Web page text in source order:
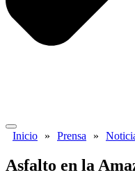
Inicio » Prensa »
Asfalto en la